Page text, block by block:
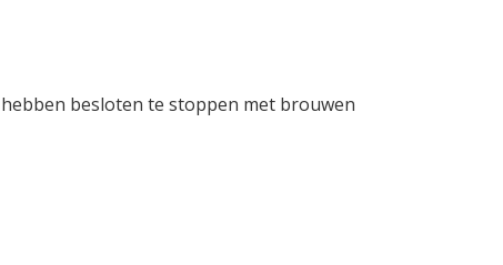
besloten te stoppen met brouwen